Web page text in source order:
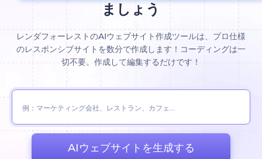
ましょう
レンダフォーレストのAIウェブサイト作成ツールは、プロ仕様
のレスポンシブサイトを数分で作成します！コーディングは一
切不要。作成して編集するだけです！
AIウェブサイトを生成する